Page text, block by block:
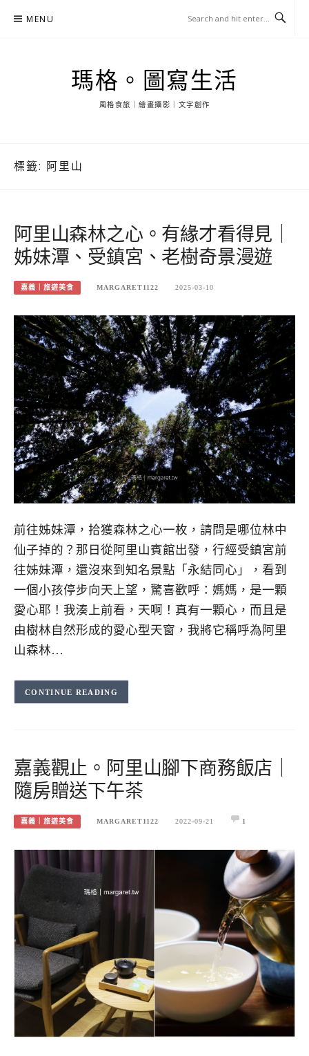
MENU
瑪格。圖寫生活
風格食旅｜繪畫攝影｜文字創作
標籤: 阿里山
阿里山森林之心。有緣才看得見｜
姊妹潭、受鎮宮、老樹奇景漫遊
嘉義｜旅遊美食 MARGARET1122 2025-03-10
前往姊妹潭，拾獲森林之心一枚，請問是哪位林中
仙子掉的？那日從阿里山賓館出發，行經受鎮宮前
往姊妹潭，還沒來到知名景點「永結同心」，看到
一個小孩停步向天上望，驚喜歡呼：媽媽，是一顆
愛心耶！我湊上前看，天啊！真有一顆心，而且是
由樹林自然形成的愛心型天窗，我將它稱呼為阿里
山森林…
CONTINUE READING
嘉義觀止。阿里山腳下商務飯店｜
隨房贈送下午茶
嘉義｜旅遊美食 MARGARET1122 2022-09-21 1